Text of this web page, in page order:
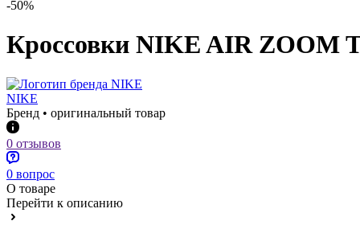
-50%
Кроссовки NIKE AIR ZOOM
NIKE
Бренд • оригинальный товар
0 отзывов
0 вопрос
О товаре
Перейти к описанию